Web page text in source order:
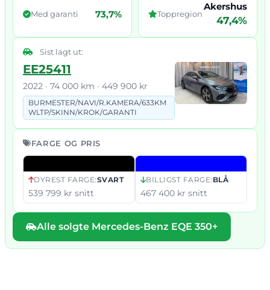
Med garanti 73,7% Toppregion
Akershus
47,4%
Sist lagt ut:
EE25411
2022 · 74 000 km · 449 900 kr
BURMESTER/NAVI/R.KAMERA/633KM
WLTP/SKINN/KROK/GARANTI
FARGE OG PRIS
DYREST FARGE:SVART
539 799 kr snitt
BILLIGST FARGE: BLÅ
467 400 kr snitt
Alle solgte Mercedes-Benz EQE 350+